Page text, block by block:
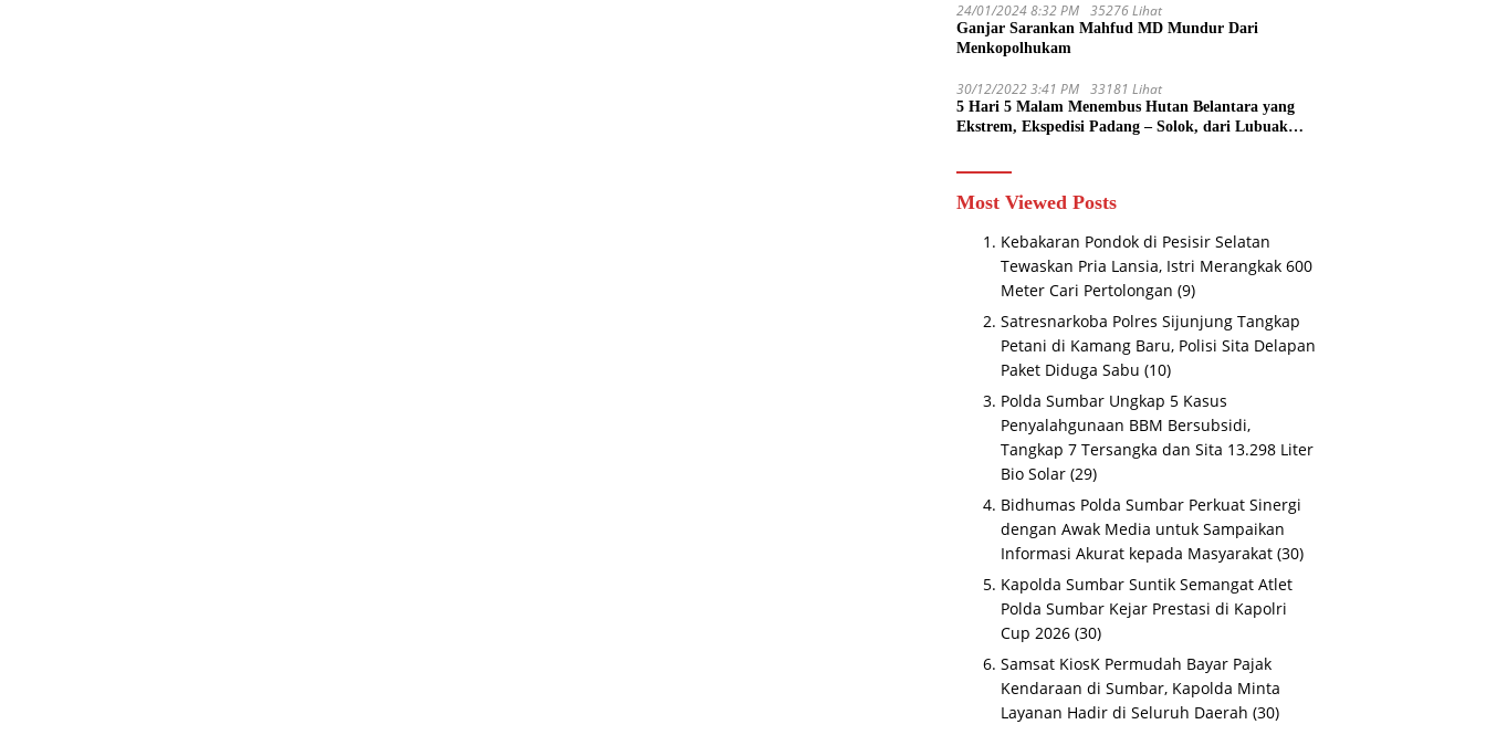
24/01/2024 8:32 PM 35276 Lihat
Ganjar Sarankan Mahfud MD Mundur Dari
Menkopolhukam
30/12/2022 3:41 PM 33181 Lihat
5 Hari 5 Malam Menembus Hutan Belantara yang
Ekstrem, Ekspedisi Padang – Solok, dari Lubuak
Most Viewed Posts
Kebakaran Pondok di Pesisir Selatan
Tewaskan Pria Lansia, Istri Merangkak 600
Meter Cari Pertolongan (9)
Satresnarkoba Polres Sijunjung Tangkap
Petani di Kamang Baru, Polisi Sita Delapan
Paket Diduga Sabu (10)
Polda Sumbar Ungkap 5 Kasus
Penyalahgunaan BBM Bersubsidi,
Tangkap 7 Tersangka dan Sita 13.298 Liter
Bio Solar (29)
Bidhumas Polda Sumbar Perkuat Sinergi
dengan Awak Media untuk Sampaikan
Informasi Akurat kepada Masyarakat (30)
Kapolda Sumbar Suntik Semangat Atlet
Polda Sumbar Kejar Prestasi di Kapolri
Cup 2026 (30)
Samsat KiosK Permudah Bayar Pajak
Kendaraan di Sumbar, Kapolda Minta
Layanan Hadir di Seluruh Daerah (30)